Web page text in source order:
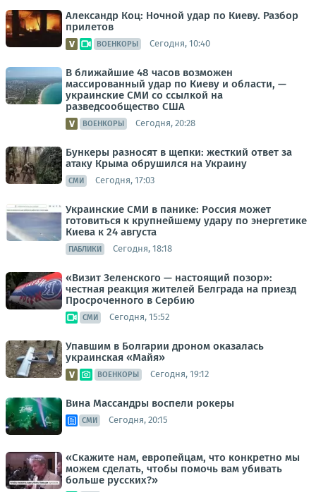
Александр Коц: Ночной удар по Киеву. Разбор
прилетов
ВОЕНКОРЫ Сегодня, 10:40
В ближайшие 48 часов возможен
массированный удар по Киеву и области, —
украинские СМИ со ссылкой на
разведсообщество США
ВОЕНКОРЫ Сегодня, 20:28
Бункеры разносят в щепки: жесткий ответ за
атаку Крыма обрушился на Украину
СМИ Сегодня, 17:03
Украинские СМИ в панике: Россия может
готовиться к крупнейшему удару по энергетике
Киева к 24 августа
ПАБЛИКИ Сегодня, 18:18
«Визит Зеленского — настоящий позор»:
честная реакция жителей Белграда на приезд
Просроченного в Сербию
СМИ Сегодня, 15:52
Упавшим в Болгарии дроном оказалась
украинская «Майя»
ВОЕНКОРЫ Сегодня, 19:12
Вина Массандры воспели рокеры
СМИ Сегодня, 20:15
«Скажите нам, европейцам, что конкретно мы
можем сделать, чтобы помочь вам убивать
больше русских?»